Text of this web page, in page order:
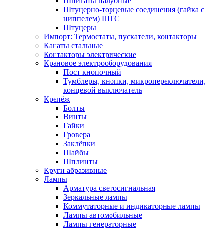
Штуцерно-торцевые соединения (гайка с
ниппелем) ШТС
Штуцеры
Импорт: Термостаты, пускатели, контакторы
Канаты стальные
Контакторы электрические
Крановое электрооборудования
Пост кнопочный
Тумблеры, кнопки, микропереключатели,
концевой выключатель
Крепёж
Болты
Винты
Гайки
Гровера
Заклёпки
Шайбы
Шплинты
Круги абразивные
Лампы
Арматура светосигнальная
Зеркальные лампы
Коммутаторные и индикаторные лампы
Лампы автомобильные
Лампы генераторные